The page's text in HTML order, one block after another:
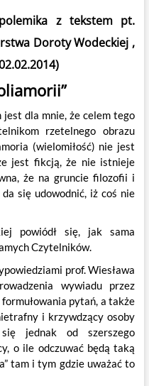
z tekstem pt.
Doroty Wodeckiej ,
dla mnie, że celem tego
rzetelnego obrazu
(wielomiłość) nie jest
jest fikcją, że nie istnieje
że na gruncie filozofii i
się udowodnić, iż coś nie
powiódł się, jak sama
Czytelników.
prof. Wiesława
wywiadu przez
pytań, a także
i krzywdzący osoby
się jednak od szerszego
o ile odczuwać będą taką
tam i tym gdzie uważać to